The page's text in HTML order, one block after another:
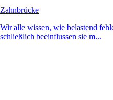
Zahnbrücke
Wir alle wissen, wie belastend
schließlich beeinflussen sie m...